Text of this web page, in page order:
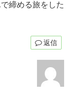
締める旅をした
返信